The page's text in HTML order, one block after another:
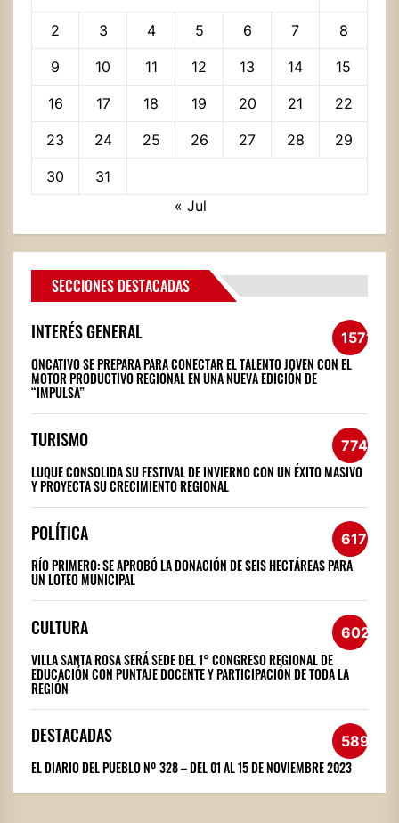
2 3 4 5 6 7 8
9 10 11 12 13 14 15
16 17 18 19 20 21 22
23 24 25 26 27 28 29
30
31
« Jul
SECCIONES DESTACADAS
INTERÉS GENERAL 1571
ONCATIVO SE PREPARA PARA CONECTAR EL TALENTO JOVEN CON EL
MOTOR PRODUCTIVO REGIONAL EN UNA NUEVA EDICIÓN DE
“IMPULSA”
TURISMO 774
LUQUE CONSOLIDA SU FESTIVAL DE INVIERNO CON UN ÉXITO MASIVO
Y PROYECTA SU CRECIMIENTO REGIONAL
POLÍTICA 617
RÍO PRIMERO: SE APROBÓ LA DONACIÓN DE SEIS HECTÁREAS PARA
UN LOTEO MUNICIPAL
CULTURA 602
VILLA SANTA ROSA SERÁ SEDE DEL 1° CONGRESO REGIONAL DE
EDUCACIÓN CON PUNTAJE DOCENTE Y PARTICIPACIÓN DE TODA LA
REGIÓN
DESTACADAS 589
EL DIARIO DEL PUEBLO Nº 328 – DEL 01 AL 15 DE NOVIEMBRE 2023